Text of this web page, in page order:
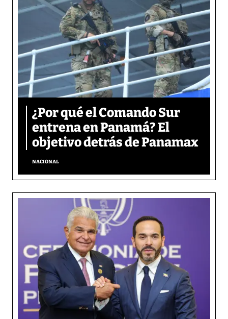
¿Por qué el Comando Sur
entrena en Panamá? El
objetivo detrás de Panamax
NACIONAL